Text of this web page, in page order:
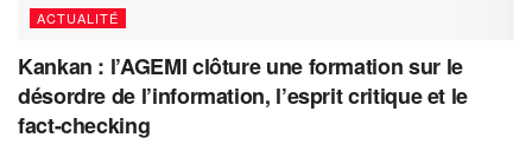
ACTUALITÉ
Kankan : l’AGEMI clôture une formation sur le
désordre de l’information, l’esprit critique et le
fact-checking